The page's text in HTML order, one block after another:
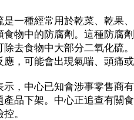
種經常用於乾菜、乾果、
食物中的防腐劑。這種防腐
除去食物中大部分二氧化硫
應，可能會出現氣喘、頭痛
中心已知會涉事零售商有
產品下架。中心正追查有關
。